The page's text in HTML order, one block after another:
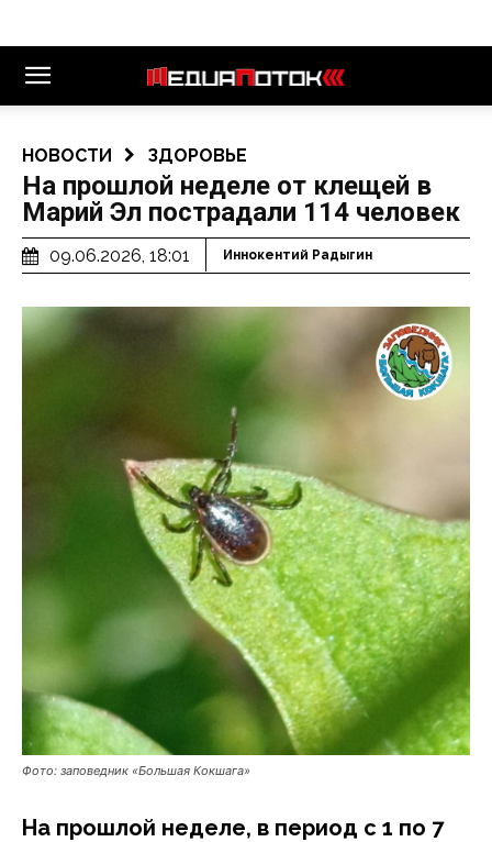
НОВОСТИ ЗДОРОВЬЕ
На прошлой неделе от клещей в
Марий Эл пострадали 114 человек
09.06.2026, 18:01 Иннокентий Радыгин
Фото: заповедник «Большая Кокшага»
На прошлой неделе, в период с 1 по 7